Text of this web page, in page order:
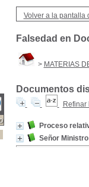
Volver a la pantalla
Falsedad en
> MATERIAS
Documentos
Refinar
Proceso
Señor Ministro